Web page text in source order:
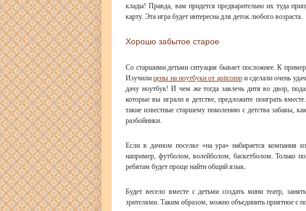
клады! Правда, вам придется предварительно их туда
карту. Эта игра будет интересна для деток любого возраста.
Хорошо забытое старое
Со старшими детьми ситуация бывает посложнее. К
Изучилицены на ноутбуки от apitcompи сделали очень
дачу ноутбук! И чем же тогда завлечь дитя во двор,
которые вы играли в детстве, предложите поиграть
такие известные старшему поколению с детства забавы,
разбойники.
Если в дачном поселке «на ура» набирается компания
например, футболом, волейболом, баскетболом. Только
ребятам будет проще найти общий язык.
Будет весело вместе с детьми создать мини театр,
зрителями. Таким образом, можно объединить приятное с